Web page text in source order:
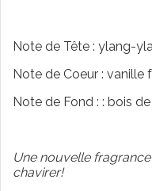
Note de Tête : ylang-
Note de Coeur : vanille
Note de Fond : : bois
Une nouvelle
chavirer!